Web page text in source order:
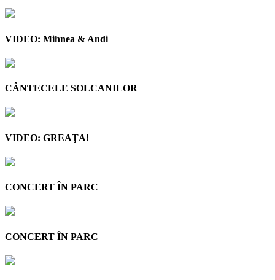
VIDEO: Mihnea & Andi
CÂNTECELE SOLCANILOR
VIDEO: GREAŢA!
CONCERT ÎN PARC
CONCERT ÎN PARC